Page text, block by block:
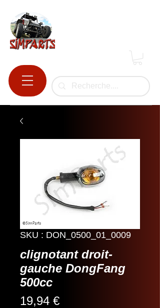
SKU : DON_0500_01_0009
clignotant droit-
gauche DongFang
500cc
19,94 €Prix